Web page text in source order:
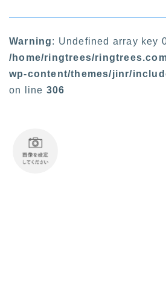
Warning: Undefined array key
/home/ringtrees/
wp-content/themes/jinr/
on line 306